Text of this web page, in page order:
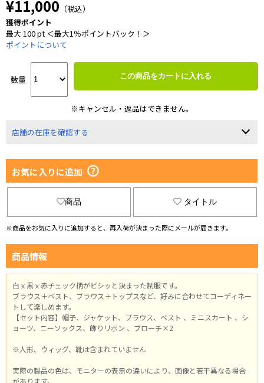
¥11,000 （税込）
獲得ポイント
最大 100 pt ＜最大1％ポイントバック！＞
ポイントについて
数量 この商品をカートに入れる
※キャンセル・返品はできません。
店舗の在庫を確認する
お気に入りに追加
商品 タイトル
※商品をお気に入りに追加すると、再入荷が決まった際にメールが届きます。
商品情報
白ｘ黒ｘ赤チェック柄がビシッと決まった制服です。
ブラウス＋ベスト、ブラウス＋トップスなど、好みに合わせてコーディネー
トして楽しめます。
【セット内容】帽子、ジャケット、ブラウス、ベスト 、ミニスカート 、シ
ョーツ、ニーソックス、飾りリボン 、ブローチ×2
※人形、ウィッグ、靴は含まれていません
実際の製品の色は、モニターの表示の違いにより、画像と若干異なる場合
があります。